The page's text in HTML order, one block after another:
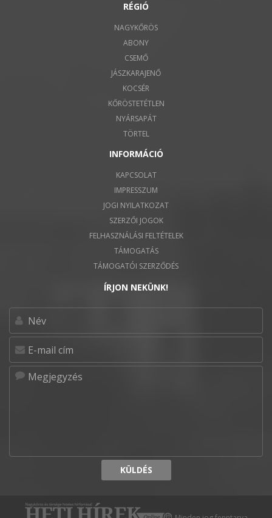
RÉGIÓ
NAGYKŐRÖS
ABONY
CSEMŐ
JÁSZKARAJENŐ
KOCSÉR
KŐRÖSTETÉTLEN
NYÁRSAPÁT
TÖRTEL
INFORMÁCIÓ
KAPCSOLAT
IMPRESSZUM
JOGI NYILATKOZAT
SZERZŐI JOGOK
FELHASZNÁLÁSI FELTÉTELEK
TÁMOGATÁS
TÁMOGATÓI SZERZŐDÉS
ÍRJON NEKÜNK!
KÜLDÉS